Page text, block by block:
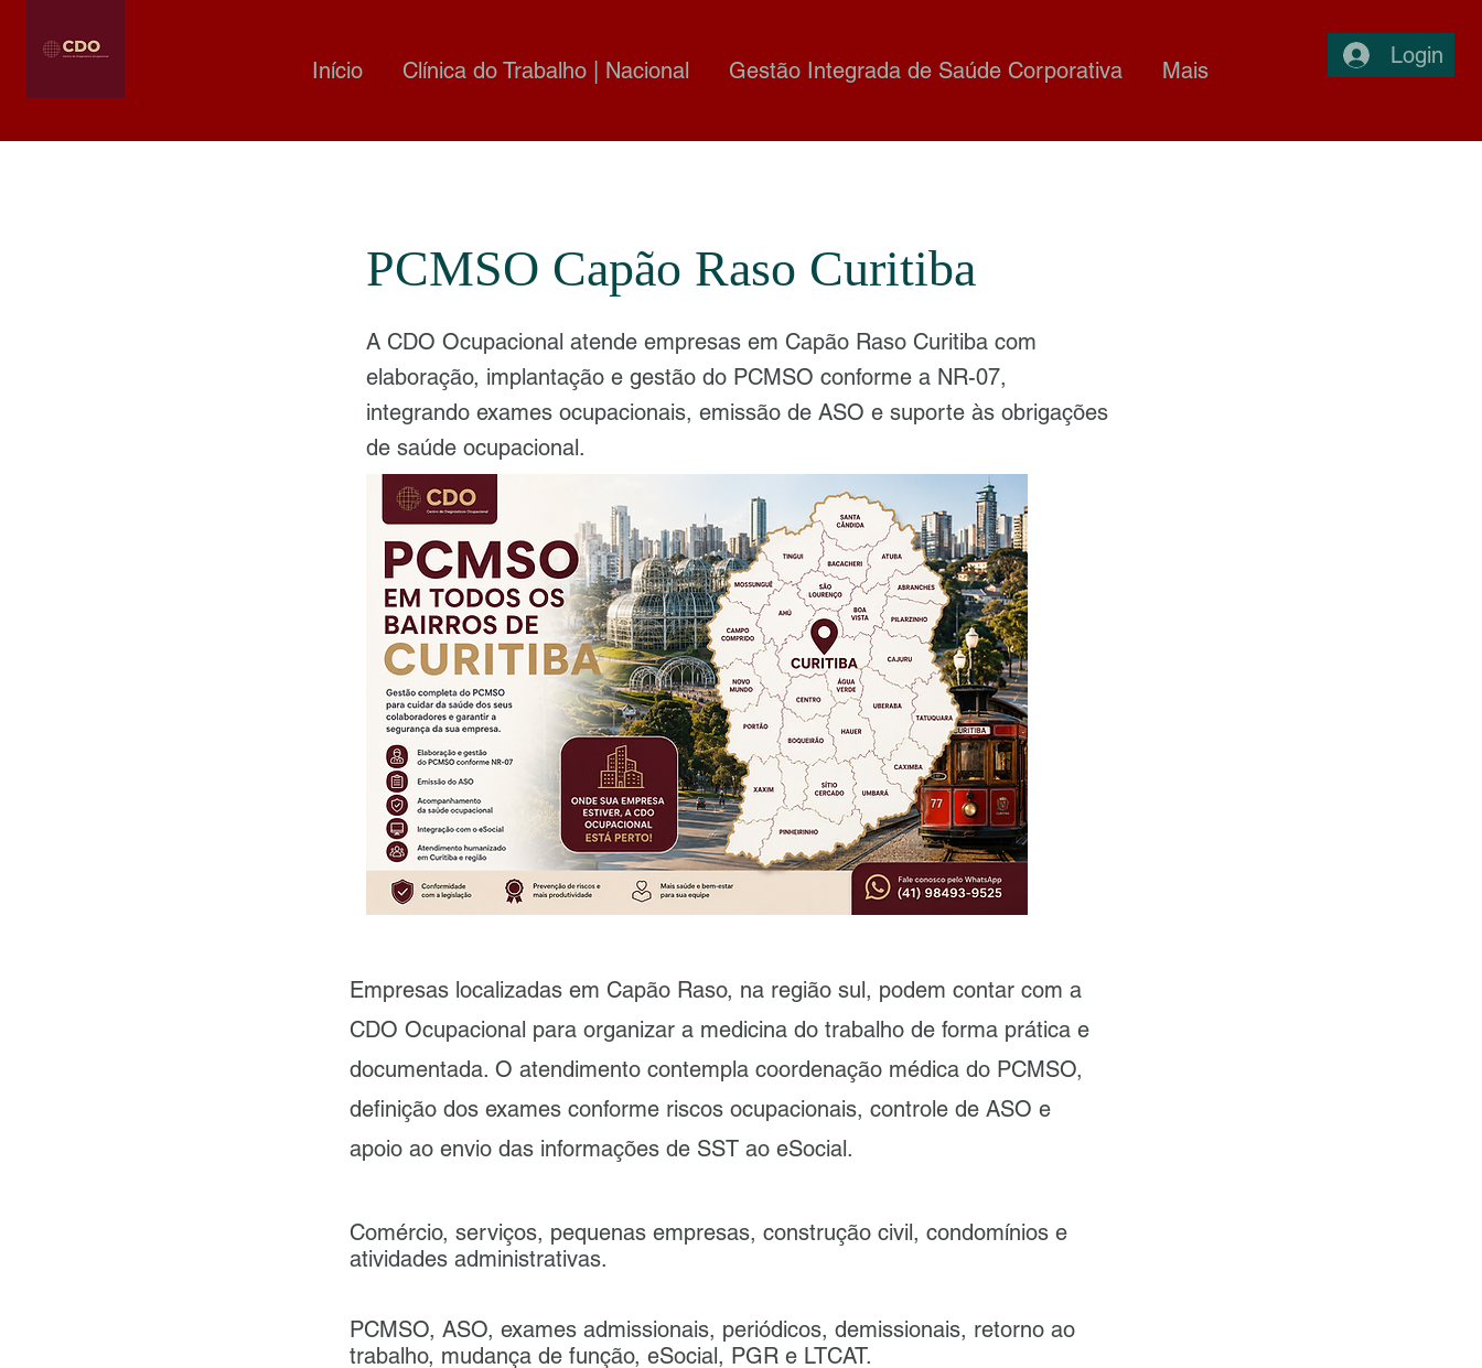
Início Clínica do Trabalho | Nacional Gestão Integrada de Saúde Corporativa Mais
Login
PCMSO Capão Raso Curitiba
A CDO Ocupacional atende empresas em Capão Raso Curitiba com
elaboração, implantação e gestão do PCMSO conforme a NR-07,
integrando exames ocupacionais, emissão de ASO e suporte às obrigações
de saúde ocupacional.
Empresas localizadas em Capão Raso, na região sul, podem contar com a
CDO Ocupacional para organizar a medicina do trabalho de forma prática e
documentada. O atendimento contempla coordenação médica do PCMSO,
definição dos exames conforme riscos ocupacionais, controle de ASO e
apoio ao envio das informações de SST ao eSocial.
Comércio, serviços, pequenas empresas, construção civil, condomínios e
atividades administrativas.
PCMSO, ASO, exames admissionais, periódicos, demissionais, retorno ao
trabalho, mudança de função, eSocial, PGR e LTCAT.